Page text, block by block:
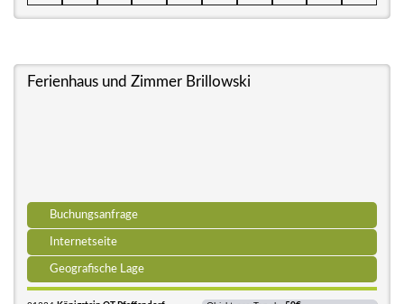
Ferienhaus und Zimmer Brillowski
Buchungsanfrage
Internetseite
Geografische Lage